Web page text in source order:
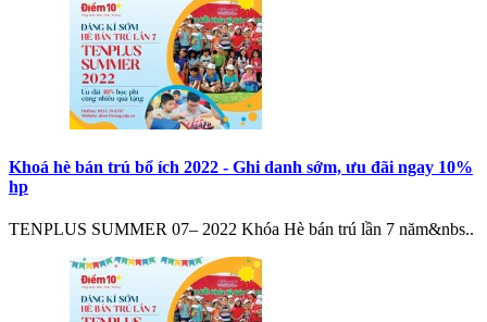
Khoá hè bán trú bổ ích 2022 - Ghi danh sớm, ưu đãi ngay 10%
hp
TENPLUS SUMMER 07– 2022 Khóa Hè bán trú lần 7 năm&nbs..